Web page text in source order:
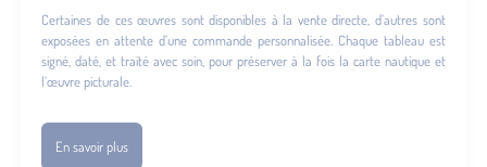
Certaines de ces œuvres sont disponibles à la vente directe, d’autres sont
exposées en attente d’une commande personnalisée. Chaque tableau est
signé, daté, et traité avec soin, pour préserver à la fois la carte nautique et
l’œuvre picturale.
En savoir plus